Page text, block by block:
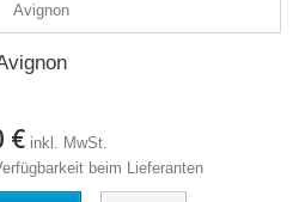
€ inkl. MwSt.
beim Lieferanten